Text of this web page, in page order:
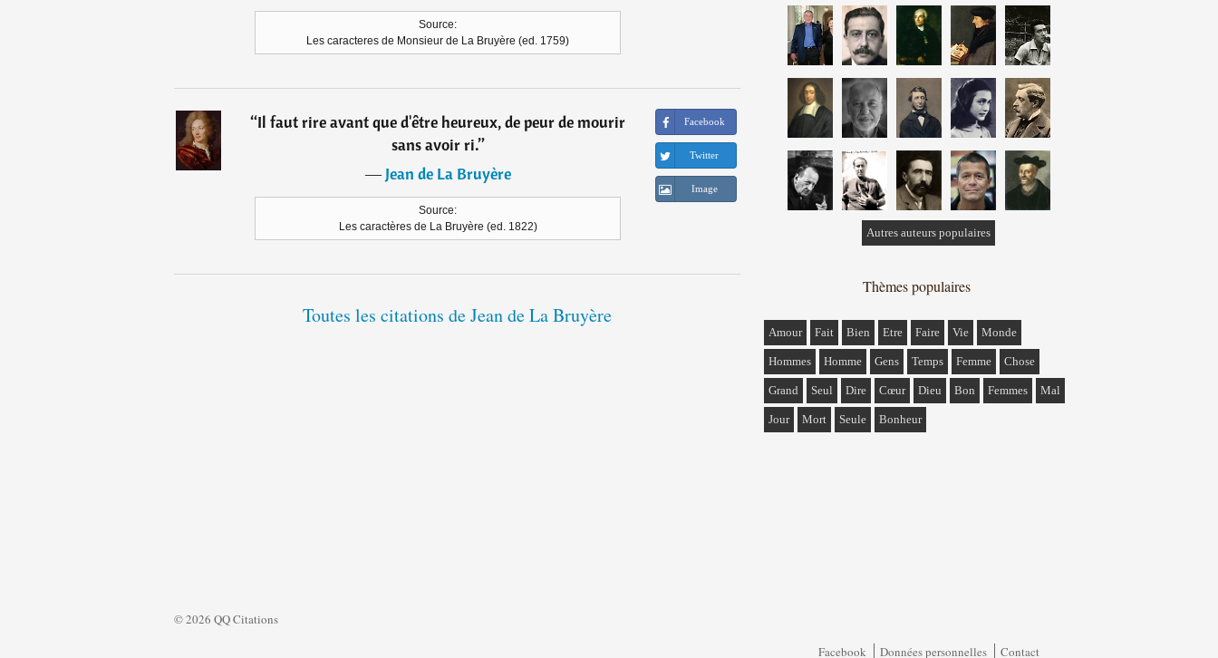
Source:
Les caracteres de Monsieur de La Bruyère (ed. 1759)
“Il faut rire avant que d'être heureux, de peur de mourir
sans avoir ri.”
―Jean de La Bruyère
Source:
Les caractères de La Bruyère (ed. 1822)
Facebook
Twitter
Image
Toutes les citations de Jean de La Bruyère
Autres auteurs populaires
Thèmes populaires
Amour Fait Bien Etre Faire Vie Monde
Hommes Homme Gens Temps Femme Chose
Grand Seul Dire Cœur Dieu Bon Femmes Mal
Jour Mort Seule Bonheur
© 2026 QQ Citations
Facebook
Données personnelles Contact